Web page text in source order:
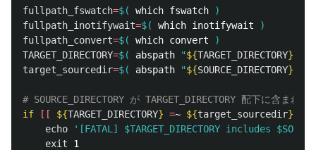
fullpath_fswatch=$( which fswatch
)
fullpath_inotifywait=$( which inotifywait
)
fullpath_convert=$( which convert
)
TARGET_DIRECTORY=$( abspath "${TARGET_DIRECTORY}
target_sourcedir=$( abspath "${SOURCE_DIRECTORY}
# SOURCE_DIRECTORY が TARGET_DIRECTORY 配下に含まれ
if
[[ ${TARGET_DIRECTORY} =~ ${target_sourcedir}
echo
'[FATAL] $TARGET_DIRECTORY includes
exit